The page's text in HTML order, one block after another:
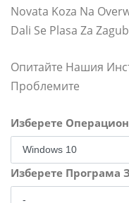
Novata Koza Na
Dali Se Plasa Za
Опитайте Нашия
Проблемите
Изберете
Изберете Програма